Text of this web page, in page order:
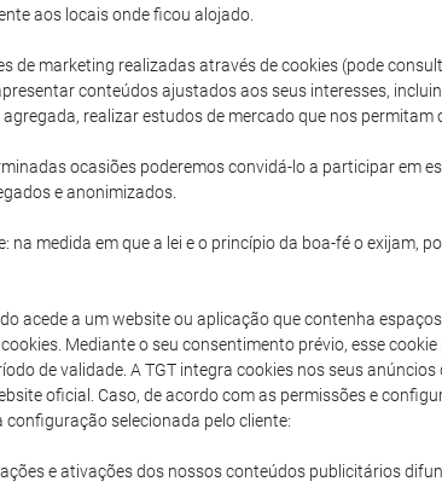
aos locais onde ficou alojado.
de marketing realizadas através de cookies (pode
conteúdos ajustados aos seus interesses,
realizar estudos de mercado que nos
ocasiões poderemos convidá-lo a participar
e anonimizados.
na medida em que a lei e o princípio da boa-fé o
acede a um website ou aplicação que contenha
Mediante o seu consentimento prévio, esse
de validade. A TGT integra cookies nos seus
oficial. Caso, de acordo com as permissões e
selecionada pelo cliente:
e ativações dos nossos conteúdos publicitários